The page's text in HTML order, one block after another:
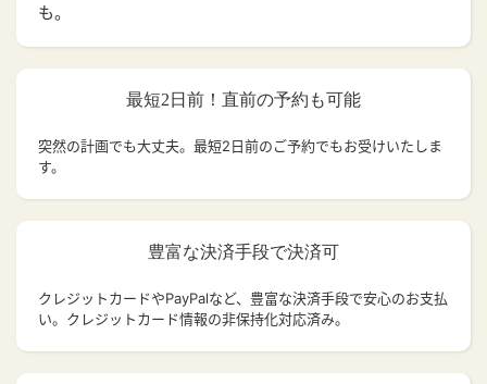
も。
最短2日前！直前の予約も可能
突然の計画でも大丈夫。 最短2日前のご予約でもお受けいたしま
す。
豊富な決済手段で決済可
クレジットカードやPayPalなど、豊富な決済手段で安心のお支払
い。クレジットカード情報の非保持化対応済み。